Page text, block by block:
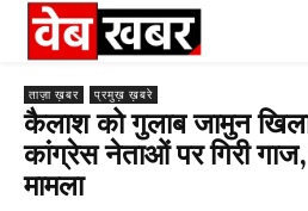
ताज़ा ख़बर प्रमुख़ ख़बरे
कैलाश को गुलाब जामुन
कांग्रेस नेताओं पर गिरी
मामला